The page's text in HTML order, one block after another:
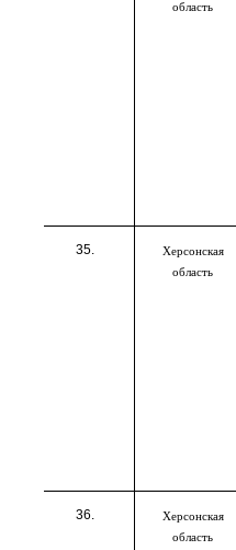
область
Херсонская
область
Херсонская
область